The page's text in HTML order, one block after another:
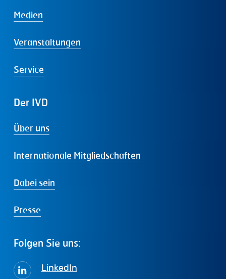
Medien
Veranstaltungen
Service
Der IVD
Über uns
Internationale Mitgliedschaften
Dabei sein
Presse
Folgen Sie uns:
LinkedIn